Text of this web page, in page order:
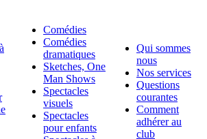
Comédies
Comédies
dramatiques
Sketches, One
Man Shows
Spectacles
visuels
Spectacles
pour enfants
Qui sommes
nous
Nos services
Questions
courantes
Comment
adhérer au
club